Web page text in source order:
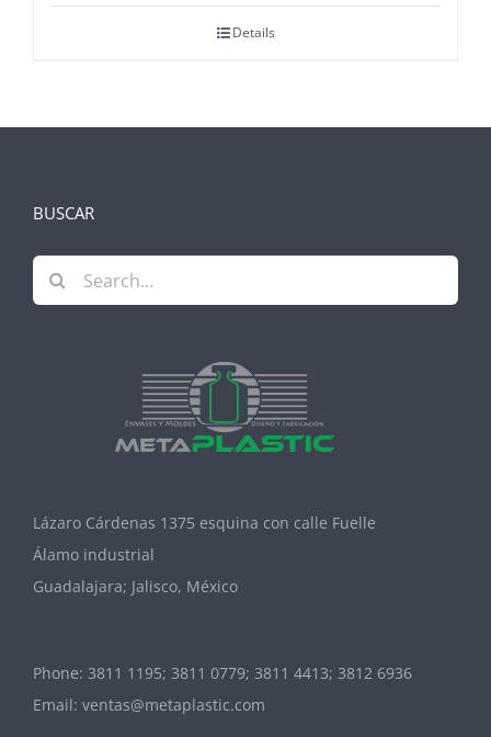
Details
BUSCAR
Search
for:
Lázaro Cárdenas 1375 esquina con calle Fuelle
Álamo industrial
Guadalajara; Jalisco, México
Phone: 3811 1195; 3811 0779; 3811 4413; 3812 6936
Email: ventas@metaplastic.com